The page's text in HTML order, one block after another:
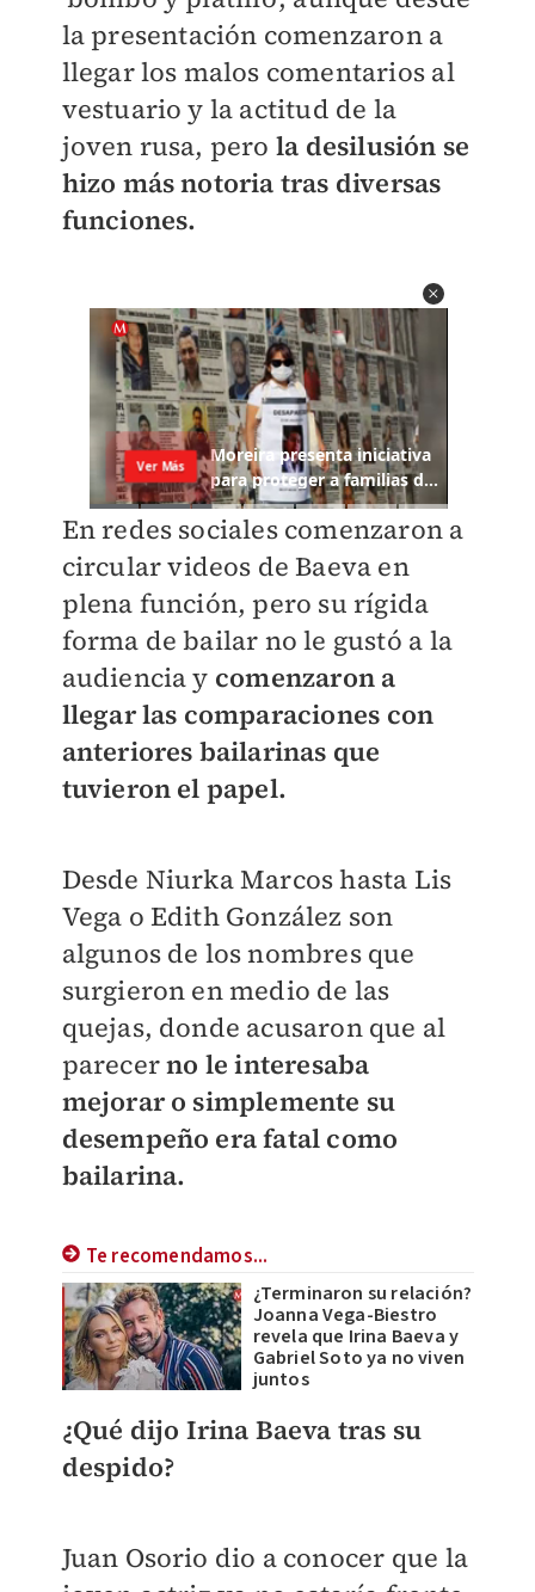
la presentación comenzaron a
llegar los malos comentarios al
vestuario y la actitud de la
joven rusa, pero la desilusión se
hizo más notoria tras diversas
funciones.
En redes sociales comenzaron a
circular videos de Baeva en
plena función, pero su rígida
forma de bailar no le gustó a la
audiencia y comenzaron a
llegar las comparaciones con
anteriores bailarinas que
tuvieron el papel.
Desde Niurka Marcos hasta Lis
Vega o Edith González son
algunos de los nombres que
surgieron en medio de las
quejas, donde acusaron que al
parecerno le interesaba
mejorar o simplemente su
desempeño era fatal como
bailarina.
Te recomendamos...
¿Terminaron su relación?
Joanna Vega-Biestro
revela que Irina Baeva y
Gabriel Soto ya no viven
juntos
¿Qué dijo Irina Baeva tras su
despido?
Juan Osorio dio a conocer que la